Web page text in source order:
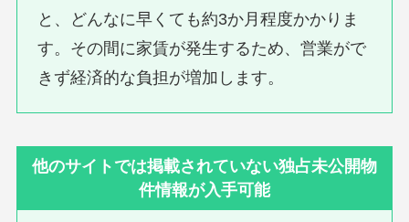
と、どんなに早くても約3か月程度かかりま
す。その間に家賃が発生するため、営業がで
きず経済的な負担が増加します。
他のサイトでは掲載されていない独占未公開物
件情報が入手可能